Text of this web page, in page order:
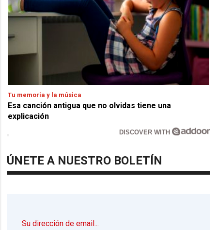
Tu memoria y la música
Esa canción antigua que no olvidas tiene una
explicación
DISCOVER WITH
ÚNETE A NUESTRO BOLETÍN